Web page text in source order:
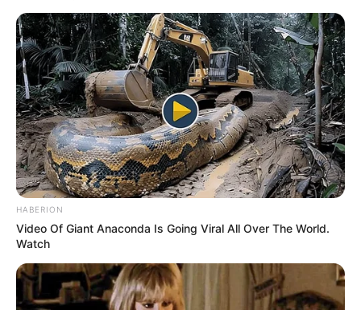
HABERION
Video Of Giant Anaconda Is Going Viral All Over The World.
Watch